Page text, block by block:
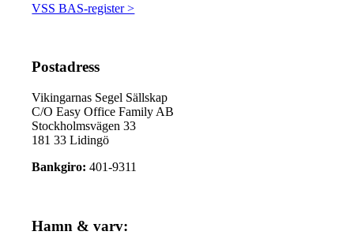
VSS BAS-register >
Postadress
Vikingarnas Segel Sällskap
C/O Easy Office Family AB
Stockholmsvägen 33
181 33 Lidingö
Bankgiro:401-9311
Hamn & varv: